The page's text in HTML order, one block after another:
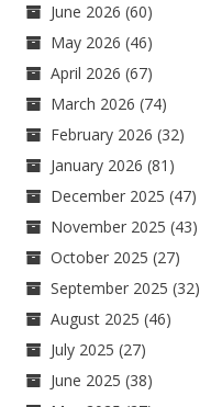
June 2026 (60)
May 2026 (46)
April 2026 (67)
March 2026 (74)
February 2026 (32)
January 2026 (81)
December 2025 (47)
November 2025 (43)
October 2025 (27)
September 2025 (32)
August 2025 (46)
July 2025 (27)
June 2025 (38)